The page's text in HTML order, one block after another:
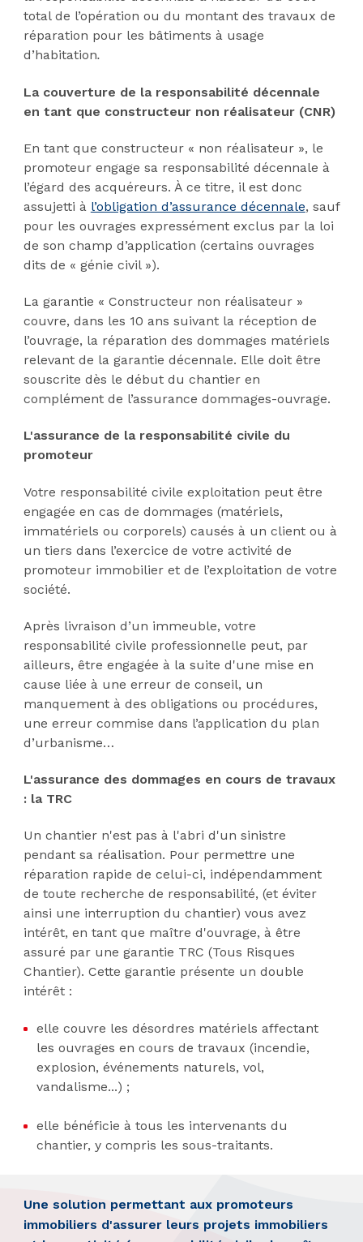
total de l’opération ou du montant des travaux de
réparation pour les bâtiments à usage
d’habitation.
La couverture de la responsabilité décennale
en tant que constructeur non réalisateur (CNR)
En tant que constructeur « non réalisateur », le
promoteur engage sa responsabilité décennale à
l’égard des acquéreurs. À ce titre, il est donc
assujetti à l’obligation d’assurance décennale, sauf
pour les ouvrages expressément exclus par la loi
de son champ d’application (certains ouvrages
dits de « génie civil »).
La garantie « Constructeur non réalisateur »
couvre, dans les 10 ans suivant la réception de
l’ouvrage, la réparation des dommages matériels
relevant de la garantie décennale. Elle doit être
souscrite dès le début du chantier en
complément de l’assurance dommages-ouvrage.
L'assurance de la responsabilité civile du
promoteur
Votre responsabilité civile exploitation peut être
engagée en cas de dommages (matériels,
immatériels ou corporels) causés à un client ou à
un tiers dans l’exercice de votre activité de
promoteur immobilier et de l’exploitation de votre
société.
Après livraison d’un immeuble, votre
responsabilité civile professionnelle peut, par
ailleurs, être engagée à la suite d'une mise en
cause liée à une erreur de conseil, un
manquement à des obligations ou procédures,
une erreur commise dans l’application du plan
d’urbanisme…
L'assurance des dommages en cours de travaux
: la TRC
Un chantier n'est pas à l'abri d'un sinistre
pendant sa réalisation. Pour permettre une
réparation rapide de celui-ci, indépendamment
de toute recherche de responsabilité, (et éviter
ainsi une interruption du chantier) vous avez
intérêt, en tant que maître d'ouvrage, à être
assuré par une garantie TRC (Tous Risques
Chantier). Cette garantie présente un double
intérêt :
elle couvre les désordres matériels affectant
les ouvrages en cours de travaux (incendie,
explosion, événements naturels, vol,
vandalisme...) ;
elle bénéficie à tous les intervenants du
chantier, y compris les sous-traitants.
Une solution permettant aux promoteurs
immobiliers d'assurer leurs projets immobiliers